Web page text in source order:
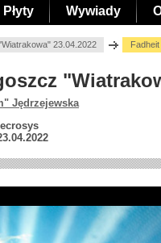
Płyty Wywiady
23.04.2022 Fadheit
Jędrzejewska